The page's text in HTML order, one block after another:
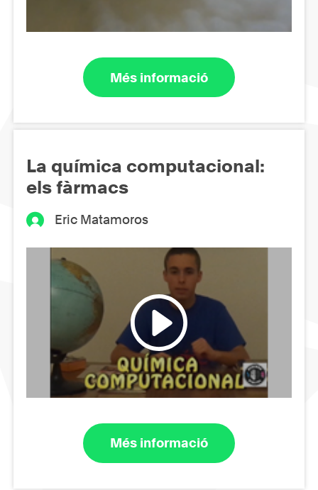
Més informació
La química computacional:
els fàrmacs
Eric Matamoros
Més informació